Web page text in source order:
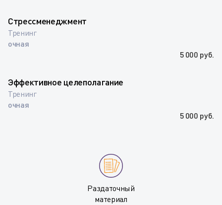
Стрессменеджмент
Тренинг
очная
5 000 руб.
Эффективное целеполагание
Тренинг
очная
5 000 руб.
Раздаточный
материал